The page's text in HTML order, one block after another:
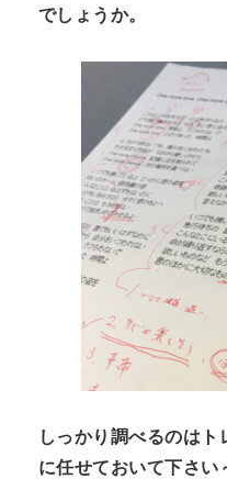
でしょうか。
しっかり調べるのはト
に任せておいて下さい